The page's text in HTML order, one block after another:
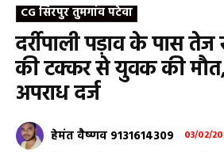
CG सिरपुर तुमगांव पटेवा
दर्रीपाली पड़ाव के पास तेज
की टक्कर से युवक की
अपराध दर्ज
हेमंत वैष्णव 9131614309 03/02/